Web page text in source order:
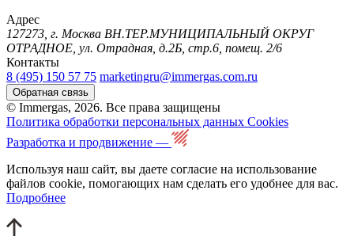
Адрес
127273, г. Москва ВН.ТЕР.МУНИЦИПАЛЬНЫЙ ОКРУГ
ОТРАДНОЕ, ул. Отрадная, д.2Б, стр.6, помещ. 2/6
Контакты
8 (495) 150 57 75 marketingru@immergas.com.ru
Обратная связь
© Immergas, 2026. Все права защищены
Политика обработки персональных данных Cookies
Разработка и продвижение —
Используя наш сайт, вы даете согласие на использование
файлов cookie, помогающих нам сделать его удобнее для вас.
Подробнее